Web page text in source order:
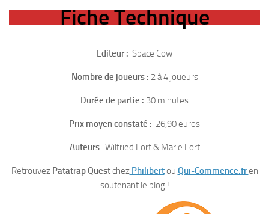
Fiche Technique
Editeur : Space Cow
Nombre de joueurs : 2 à 4 joueurs
Durée de partie : 30 minutes
Prix moyen constaté : 26,90 euros
Auteurs : Wilfried Fort & Marie Fort
RetrouvezPatatrap QuestchezPhilibertou Qui-Commence.fren
soutenant le blog !